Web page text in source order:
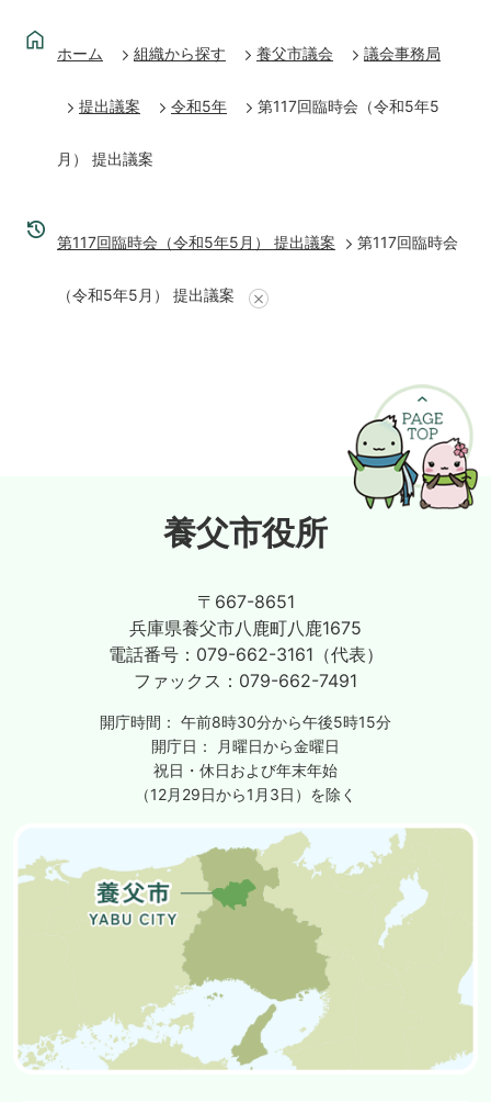
ホーム 組織から探す 養父市議会 議会事務局
提出議案 令和5年 第117回臨時会（令和5年5
月） 提出議案
第117回臨時会（令和5年5月） 提出議案 第117回臨時会
（令和5年5月） 提出議案
養父市役所
〒667-8651
兵庫県養父市八鹿町八鹿1675
電話番号： 079-662-3161（代表）
ファックス： 079-662-7491
開庁時間： 午前8時30分から午後5時15分
開庁日：
月曜日から金曜日
祝日・休日および年末年始
（12月29日から1月3日）を除く